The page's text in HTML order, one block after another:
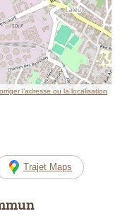
l’adresse ou la localisation
Trajet Maps